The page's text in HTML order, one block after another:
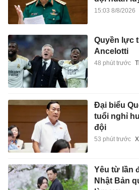
15:03 8/8/2026
Quyền lực
Ancelotti
48 phút trước
Đại biểu
tuổi nghỉ
đội
53 phút trước
Yêu từ lần
Nhật Bản